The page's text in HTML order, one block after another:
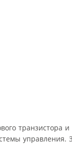
транзистора
управления.